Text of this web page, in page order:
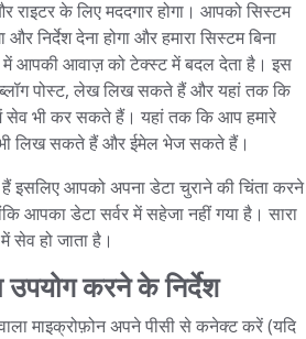
के लिए मददगार होगा। आपको सिस्टम
निर्देश देना होगा और हमारा सिस्टम बिना
आपकी आवाज़ को टेक्स्ट में बदल देता है। इस
पोस्ट, लेख लिख सकते हैं और यहां तक कि
में सेव भी कर सकते हैं। यहां तक कि आप हमारे
लिख सकते हैं और ईमेल भेज सकते हैं।
इसलिए आपको अपना डेटा चुराने की चिंता करने
आपका डेटा सर्वर में सहेजा नहीं गया है। सारा
सेव हो जाता है।
उपयोग करने के निर्देश
माइक्रोफ़ोन अपने पीसी से कनेक्ट करें (यदि